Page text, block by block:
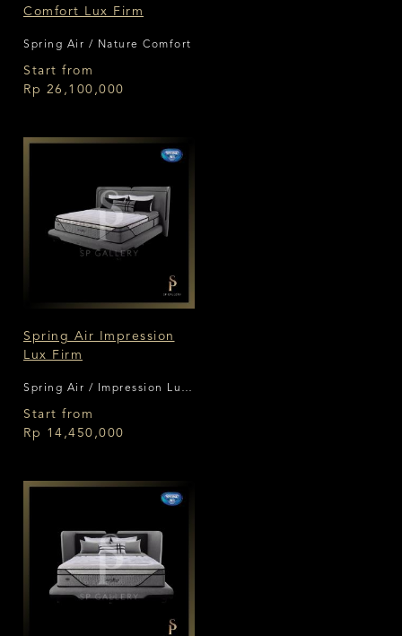
Comfort Lux Firm
Spring Air / Nature Comfort
Start from
Rp 26,100,000
Spring Air Impression
Lux Firm
Spring Air / Impression Lux
Firm
Start from
Rp 14,450,000